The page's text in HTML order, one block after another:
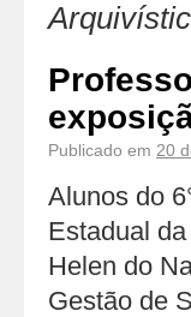
Publicado em 20
Alunos do
Estadual
Helen do
Gestão de